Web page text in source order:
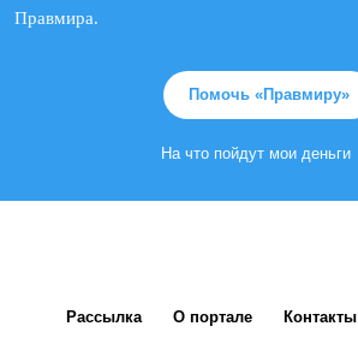
Правмира.
Помочь «Правмиру»
На что пойдут мои деньги
Рассылка О портале Контакты